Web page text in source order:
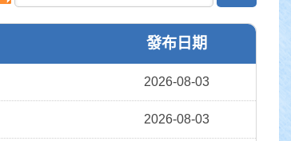
發布日期
2026-08-03
2026-08-03